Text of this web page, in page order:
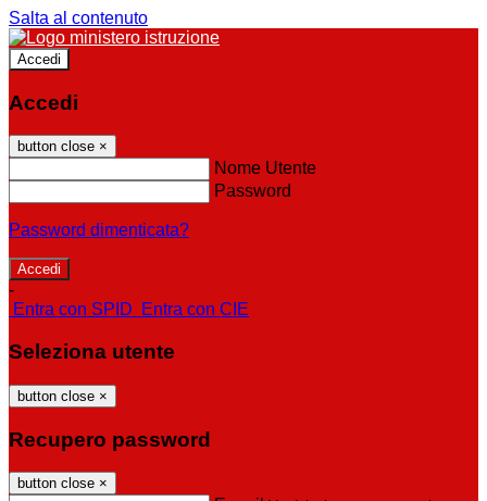
Salta al contenuto
Accedi
Accedi
button close ×
Nome Utente
Password
Password dimenticata?
-
Entra con SPID
Entra con CIE
Seleziona utente
button close ×
Recupero password
button close ×